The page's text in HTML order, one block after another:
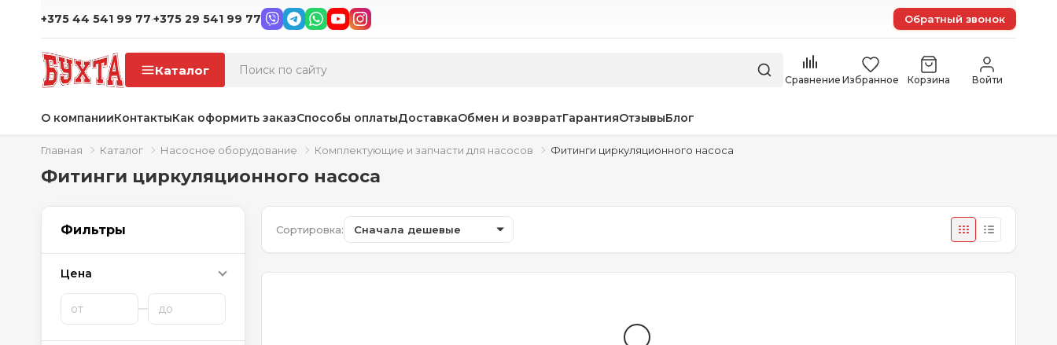
+375 44 541 99 77·+375 29 541 99 77 Обратный звонок
Каталог
Сравнение Избранное Корзина Войти
О компанииКонтактыКак оформить заказСпособы оплатыДоставкаОбмен и возвратГарантияОтзывыБлог
Главная Каталог Насосное оборудование Комплектующие и запчасти для насосов Фитинги циркуляционного насоса
Фитинги циркуляционного насоса
Фильтры
Цена
Сортировка: